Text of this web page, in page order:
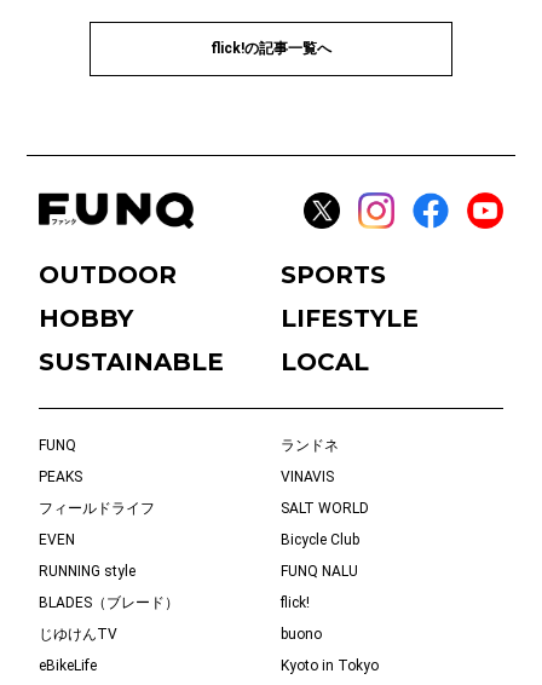
flick!の記事一覧へ
OUTDOOR
SPORTS
HOBBY
LIFESTYLE
SUSTAINABLE
LOCAL
FUNQ
ランドネ
PEAKS
VINAVIS
フィールドライフ
SALT WORLD
EVEN
Bicycle Club
RUNNING style
FUNQ NALU
BLADES（ブレード）
flick!
じゆけんTV
buono
eBikeLife
Kyoto in Tokyo